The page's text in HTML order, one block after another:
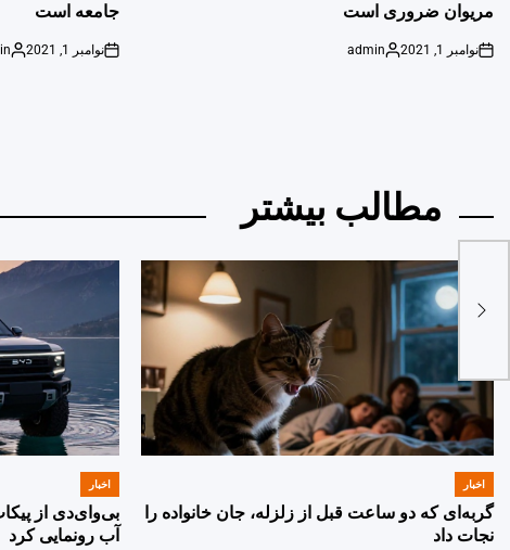
مریوان ضروری است
on
نوامبر 1, 2021
Posted
admin
جامعه است
on
نوامبر 1, 2021
مطالب بیشتر
POSTED
IN
اخبار
گربه‌ای که دو ساعت قبل از زلزله، جان خانواده را
نجات داد
POSTED
اخبار
بی‌وای‌دی از
آب رونمایی کرد